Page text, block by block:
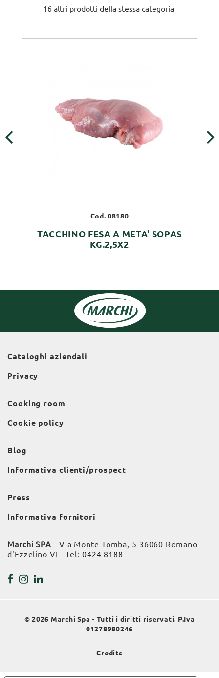
16 altri prodotti della stessa categoria:
Cod. 08180
TACCHINO FESA A META' SOPAS
KG.2,5X2
Cataloghi aziendali
Privacy
Cooking room
Cookie policy
Blog
Informativa clienti/prospect
Press
Informativa fornitori
Marchi SPA - Via Monte Tomba, 5 36060 Romano
d'Ezzelino VI - Tel: 0424 8188
© 2026 Marchi Spa - Tutti i diritti riservati. P.Iva
01278980246
Credits